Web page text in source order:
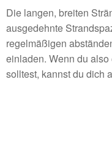
Die langen, breiten
ausgedehnte
regelmäßigen
einladen. Wenn du
solltest, kannst du dich